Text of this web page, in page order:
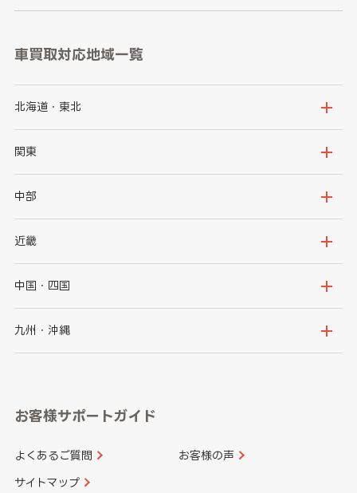
車買取対応地域一覧
北海道・東北
北海道
岩手県
秋田県
関東
茨城県
群馬県
千葉県
神奈川県
中部
新潟県
石川県
山梨県
愛知県
近畿
大阪府
京都府
和歌山県
中国・四国
鳥取県
山口県
香川県 愛媛県
九州・沖縄
長崎県
大分県 宮崎県
お客様サポートガイド
よくあるご質問 お客様の声
サイトマップ